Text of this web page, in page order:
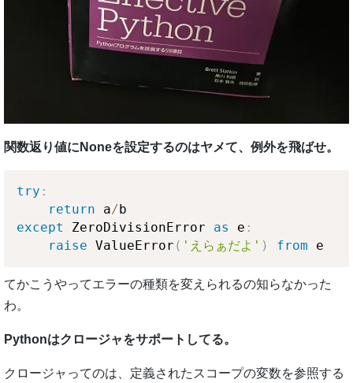
関数返り値にNoneを設定するのはヤメて、例外を飛ばせ。
try :
return a/
except ZeroDivisionError as e :
raise ValueError ( 'えらぁだよ' ) from
てかこうやってエラーの種類を変えられるの知らなかった
わ。
Pythonはクロージャをサポートしてる。
クロージャってのは、定義されたスコープの変数を参照する